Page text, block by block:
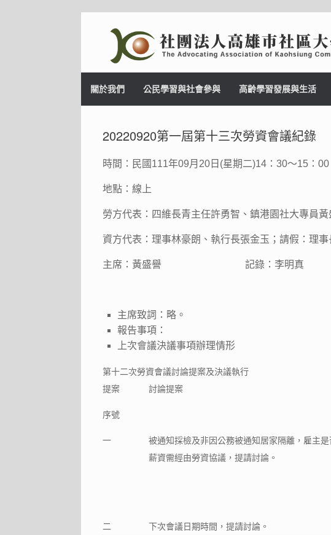
關於我們 公民學習與社會參與 高齡學習發展與生活
20220920第一屆第十三次勞資會議紀錄
時間：民國111年09月20日(星期二)14：30～15：00
地點：線上
勞方代表：四維長青主任許勇智、鎮港園社大專員
資方代表：理事林豪朗、執行長張金玉；請假：理
主席：黃盛譽 記錄：李明真
主席致詞：略。
報告事項：
上次會議決議事項辦理情形
第十二次勞資會議討論提案及決議執行
提案
序號
討論提案
一
被通知採檢及非因公務被通知居家隔離，雇主是
薪資需經由勞資協議，提請討論。
二 下次會議日期時間，提請討論。